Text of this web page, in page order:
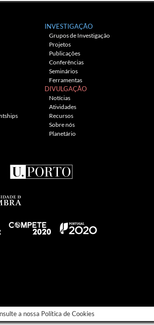
INVESTIGAÇÃO
Grupos de Investigação
Projetos
Publicações
Conferências
Seminários
Ferramentas
DIVULGAÇÃO
Notícias
Atividades
Recursos
Sobre nós
Planetário
a nossa Política de Cookies